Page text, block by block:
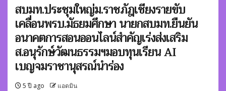
สบมท.ประชุมใหญ่ม.ราชภัฎเชียงรายขับ
เคลื่อนพรบ.มัธยมศึกษา นายกสบมท.ยืนยัน
อนาคตการสอนออนไลน์สำคัญเร่งส่งเสริม
ส.อนุรักษ์วัฒนธรรมฯมอบทุนเรียน AI
เบญจมราชานุสรณ์นำร่อง
5 ปี ago แอดมิน